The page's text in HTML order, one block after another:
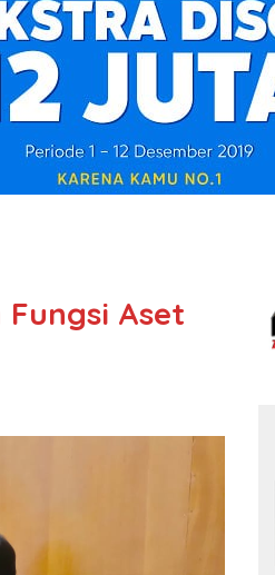
Aset